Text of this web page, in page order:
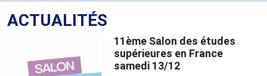
ACTUALITÉS
11ème Salon des études
supérieures en France
samedi 13/12